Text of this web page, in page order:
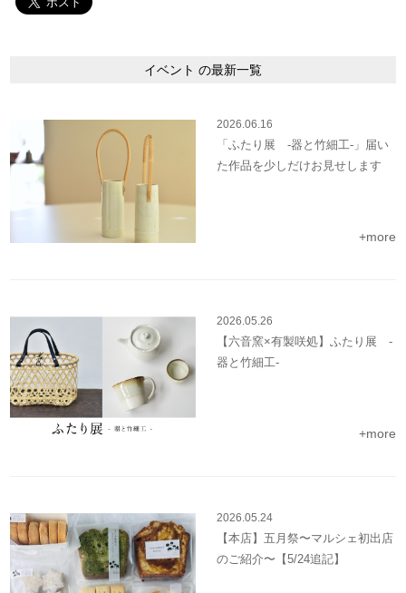
イベント の最新一覧
2026.06.16
「ふたり展 -器と竹細工-」届い
た作品を少しだけお見せします
+more
2026.05.26
【六音窯×有製咲処】ふたり展 -
器と竹細工-
+more
2026.05.24
【本店】五月祭〜マルシェ初出店
のご紹介〜【5/24追記】